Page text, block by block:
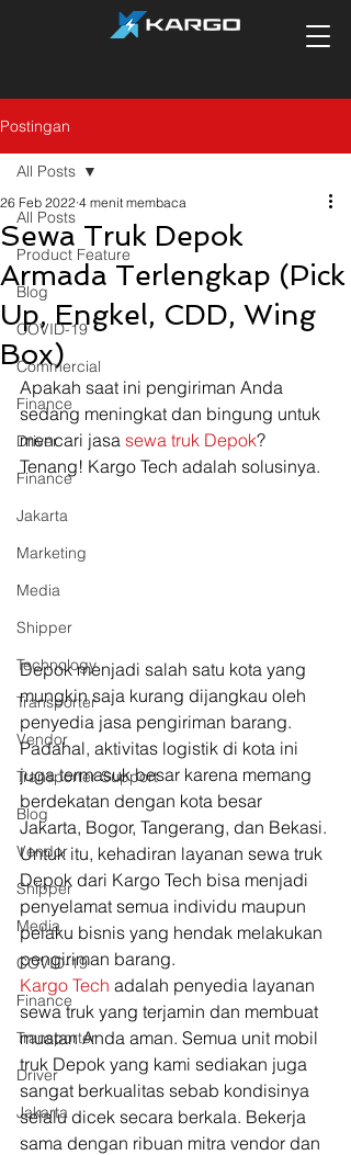
Postingan
All Posts
Product Feature
Blog
COVID-19
Commercial
Finance
Driver
Finance
Jakarta
Marketing
Media
Shipper
Technology
Transporter
Vendor
Transporter Support
Blog
Vendor
Shipper
Media
COVID-19
Finance
Transporter
Driver
Jakarta
All Posts
Sewa Truk Depok
Armada Terlengkap (Pick
Up, Engkel, CDD, Wing
Box)
26 Feb 2022 4 menit membaca
Apakah saat ini pengiriman Anda
sedang meningkat dan bingung untuk
mencari jasa sewa truk Depok?
Tenang! Kargo Tech adalah solusinya.
Depok menjadi salah satu kota yang
mungkin saja kurang dijangkau oleh
penyedia jasa pengiriman barang.
Padahal, aktivitas logistik di kota ini
juga termasuk besar karena memang
berdekatan dengan kota besar
Jakarta, Bogor, Tangerang, dan Bekasi.
Untuk itu, kehadiran layanan sewa truk
Depok dari Kargo Tech bisa menjadi
penyelamat semua individu maupun
pelaku bisnis yang hendak melakukan
pengiriman barang.
Kargo Tech adalah penyedia layanan
sewa truk yang terjamin dan membuat
muatan Anda aman. Semua unit mobil
truk Depok yang kami sediakan juga
sangat berkualitas sebab kondisinya
selalu dicek secara berkala. Bekerja
sama dengan ribuan mitra vendor dan